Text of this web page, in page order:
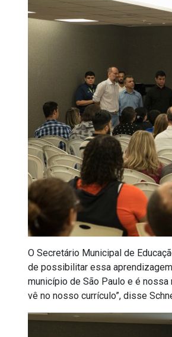
O Secretário Municipal de
de possibilitar essa
município de São Paulo e é
vê no nosso currículo”, disse